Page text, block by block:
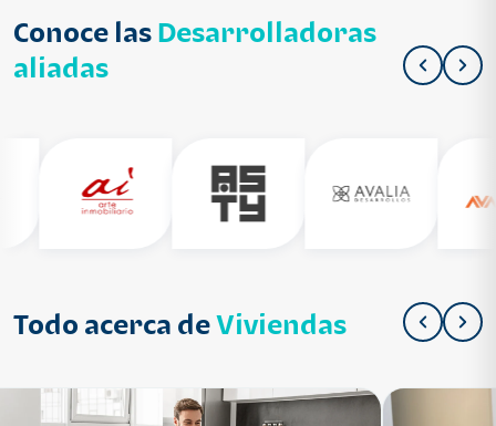
Conoce las Desarrolladoras
aliadas
Todo acerca deViviendas